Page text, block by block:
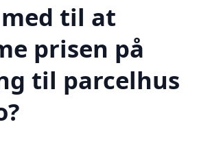
til at
prisen på
til parcelhus